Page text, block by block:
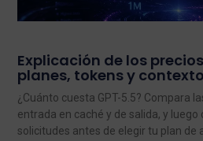
Explicación de los
planes, tokens y contexto
¿Cuánto cuesta GPT-5.5? Compara
entrada en caché y de salida, y
solicitudes antes de elegir tu plan de